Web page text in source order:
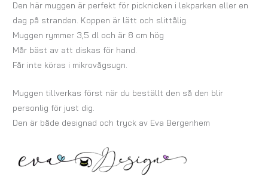
Den här muggen är perfekt för picknicken i lekparken eller en
dag på stranden. Koppen är lätt och slittålig.
Muggen rymmer 3,5 dl och är 8 cm hög
Mår bäst av att diskas för hand.
Får inte köras i mikrovågsugn.
Muggen tillverkas först när du beställt den så den blir
personlig för just dig.
Den är både designad och tryck av Eva Bergenhem